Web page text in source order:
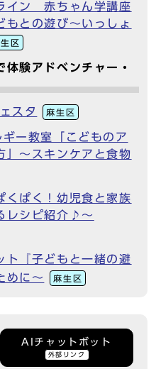
イン 赤ちゃん学講座
もとの遊び～いっしょ
区
体験アドベンチャー・
スタ 麻生区
ー教室「こどものア
」～スキンケアと食物
くぱく！幼児食と家族
レシピ紹介♪～
『子どもと一緒の避
めに～
麻生区
AIチャットボット
外部リンク